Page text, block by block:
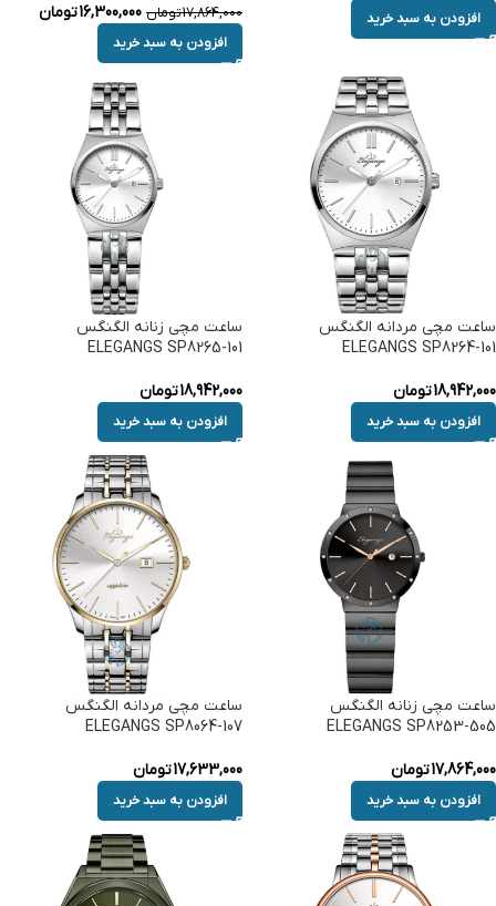
افزودن به سبد خرید 17,864,000تومان 16,300,000تومان
افزودن به سبد خرید
ساعت مچی مردانه الگنگس
ELEGANGS SP8264-101
18,942,000تومان
افزودن به سبد خرید
ساعت مچی زنانه الگنگس
ELEGANGS SP8265-101
18,942,000تومان
افزودن به سبد خرید
ساعت مچی زنانه الگنگس
ELEGANGS SP8253-505
17,864,000تومان
افزودن به سبد خرید
ساعت مچی مردانه الگنگس
ELEGANGS SP8064-107
17,633,000تومان
افزودن به سبد خرید